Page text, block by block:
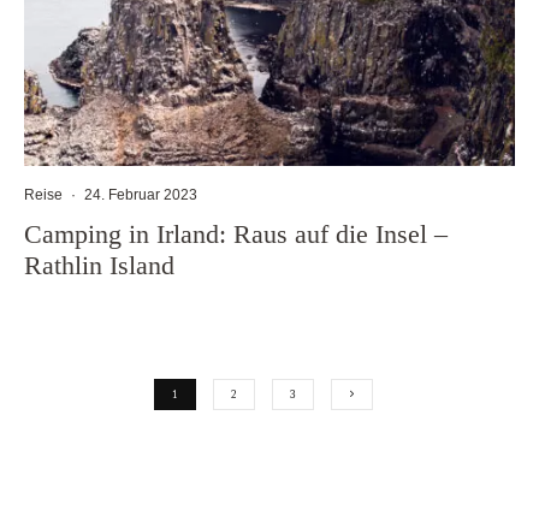
Reise · 24. Februar 2023
Camping in Irland: Raus auf die Insel –
Rathlin Island
1 2 3